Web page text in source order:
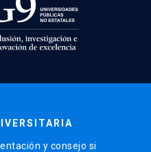
y consejo si